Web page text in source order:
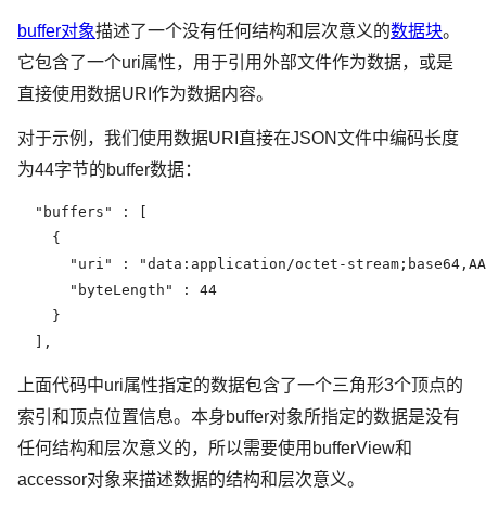
buffer对象描述了一个没有任何结构和层次意义的数据块。
它包含了一个uri属性，用于引用外部文件作为数据，或是
直接使用数据URI作为数据内容。
对于示例，我们使用数据URI直接在JSON文件中编码长度
为44字节的buffer数据：
  "buffers" : [
    {
"uri" : "data:application/octet-
      "byteLength" : 44
    }
  ],
上面代码中uri属性指定的数据包含了一个三角形3个顶点的
索引和顶点位置信息。本身buffer对象所指定的数据是没有
任何结构和层次意义的，所以需要使用bufferView和
accessor对象来描述数据的结构和层次意义。